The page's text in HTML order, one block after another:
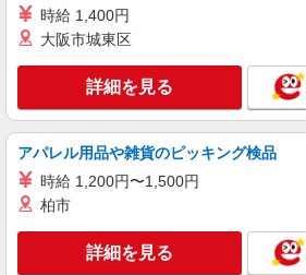
時給 1,400円
大阪市城東区
詳細を見る
アパレル用品や雑貨のピッキング検品
時給 1,200円〜1,500円
柏市
詳細を見る